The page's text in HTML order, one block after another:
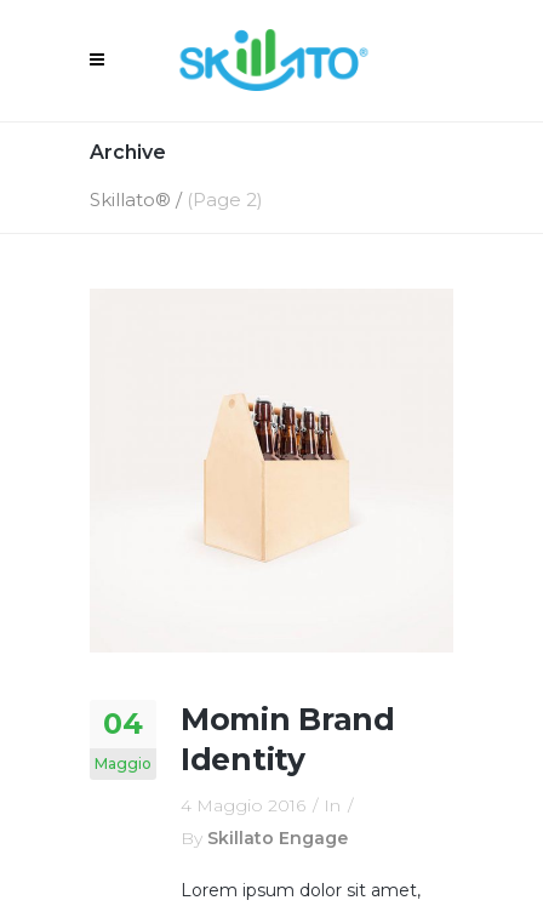
Archive
Skillato® / (Page 2)
04
Maggio
Momin Brand
Identity
4 Maggio 2016
In
By Skillato Engage
Lorem ipsum dolor sit amet,